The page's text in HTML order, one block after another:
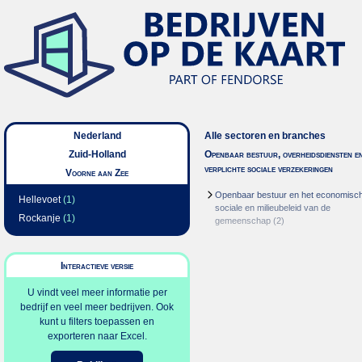
Nederland
Zuid-Holland
Voorne aan Zee
Hellevoet(1)
Rockanje (1)
Interactieve versie
U vindt veel meer informatie per
bedrijf en veel meer bedrijven. Ook
kunt u filters toepassen en
exporteren naar Excel.
Alle sectoren en branches
Openbaar bestuur, overheidsdiensten
verplichte sociale verzekeringen
Openbaar bestuur en het
sociale en milieubeleid van de
gemeenschap (2)